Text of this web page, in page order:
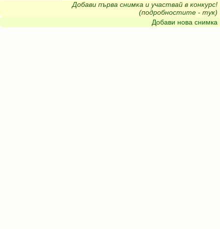
Добави първа снимка и участвай в конкурс!
(подробностите - тук)
Добави нова снимка